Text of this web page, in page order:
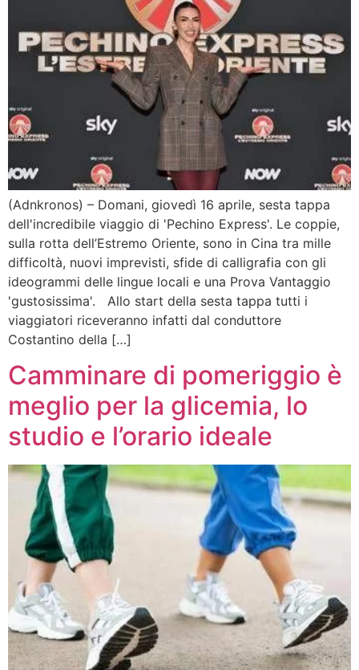
(Adnkronos) – Domani, giovedì 16 aprile, sesta tappa
dell'incredibile viaggio di 'Pechino Express'. Le coppie,
sulla rotta dell’Estremo Oriente, sono in Cina tra mille
difficoltà, nuovi imprevisti, sfide di calligrafia con gli
ideogrammi delle lingue locali e una Prova Vantaggio
'gustosissima'. Allo start della sesta tappa tutti i
viaggiatori riceveranno infatti dal conduttore
Costantino della […]
Camminare di pomeriggio è
meglio per la glicemia, lo
studio e l’orario ideale